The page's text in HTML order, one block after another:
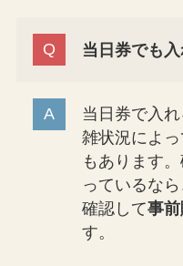
当日券でも
当日券で入
雑状況によ
もあります
っているな
確認して事
す。